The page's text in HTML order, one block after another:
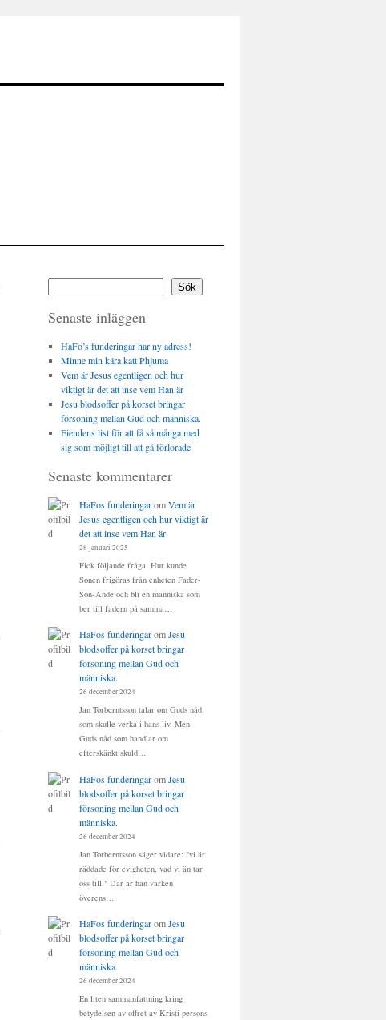
Sök
Senaste inläggen
HaFo’s funderingar har ny adress!
Minne min kära katt Phjuma
Vem är Jesus egentligen och hur
viktigt är det att inse vem Han är
Jesu blodsoffer på korset bringar
försoning mellan Gud och människa.
Fiendens list för att få så många med
sig som möjligt till att gå förlorade
Senaste kommentarer
HaFos funderingaromVem är
Jesus egentligen och hur viktigt är
det att inse vem Han är
28 januari 2025
Fick följande fråga: Hur kunde
Sonen frigöras från enheten Fader-
Son-Ande och bli en människa som
ber till fadern på samma…
HaFos funderingaromJesu
blodsoffer på korset bringar
försoning mellan Gud och
människa.
26 december 2024
Jan Torberntsson talar om Guds nåd
som skulle verka i hans liv. Men
Guds nåd som handlar om
efterskänkt skuld…
HaFos funderingaromJesu
blodsoffer på korset bringar
försoning mellan Gud och
människa.
26 december 2024
Jan Torberntsson säger vidare: "vi är
räddade för evigheten, vad vi än tar
oss till." Där är han varken
överens…
HaFos funderingaromJesu
blodsoffer på korset bringar
försoning mellan Gud och
människa.
26 december 2024
En liten sammanfattning kring
betydelsen av offret av Kristi persons